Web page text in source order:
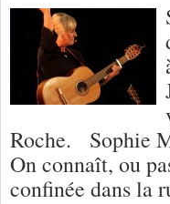
Roche. Sophie
On connaît, ou
confinée dans la